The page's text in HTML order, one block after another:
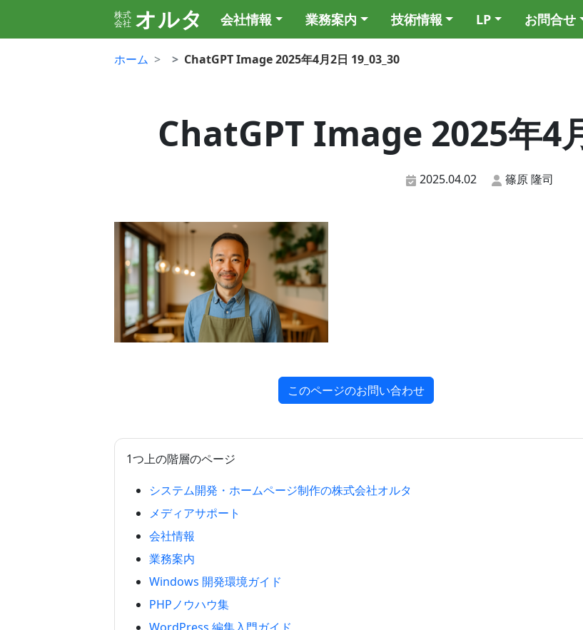
株式
会社 オルタ 会社情報 業務案内 技術情報 LP お問合せ
ホーム ChatGPT Image 2025年4月2日 19_03_30
ChatGPT Image 2025年4
2025.04.02 篠原 隆司
このページのお問い合わせ
1つ上の階層のページ
システム開発・ホームページ制作の株式会社オルタ
メディアサポート
会社情報
業務案内
Windows 開発環境ガイド
PHPノウハウ集